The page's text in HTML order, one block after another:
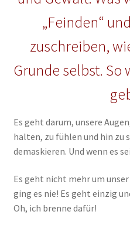
„Feinden“
zuschreiben,
Grunde selbst. So
Es geht darum, unsere
halten, zu fühlen und hin zu
demaskieren. Und wenn es
Es geht nicht mehr um
ging es nie! Es geht einzig
Oh, ich brenne dafür!